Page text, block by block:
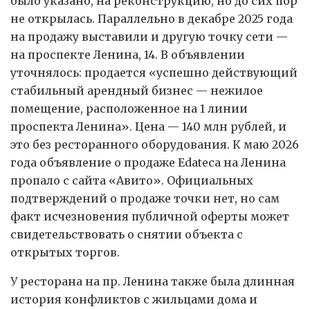
не открылась. Параллельно в декабре 2025 года
на продажу выставили и другую точку сети —
на проспекте Ленина, 14. В объявлении
уточнялось: продается «успешно действующий
стабильный арендный бизнес — нежилое
помещение, расположенное на 1 линии
проспекта Ленина». Цена — 140 млн рублей, и
это без ресторанного оборудования. К маю 2026
года объявление о продаже Edateca на Ленина
пропало с сайта «Авито». Официальных
подтверждений о продаже точки нет, но сам
факт исчезновения публичной оферты может
свидетельствовать о снятии объекта с
открытых торгов.
У ресторана на пр. Ленина также была длинная
история конфликтов с жильцами дома и